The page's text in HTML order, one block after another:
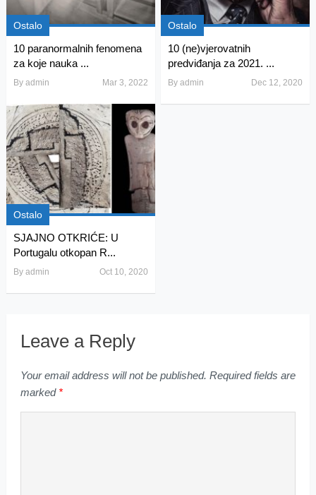
Ostalo
10 paranormalnih fenomena
za koje nauka ...
By admin Mar 3, 2022
Ostalo
10 (ne)vjerovatnih
predviđanja za 2021. ...
Byadmin Dec 12, 2020
Ostalo
SJAJNO OTKRIĆE: U
Portugalu otkopan R...
By admin Oct 10, 2020
Leave a Reply
Your email address will not be published. Required fields are
marked *